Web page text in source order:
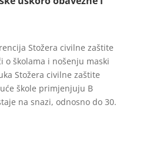
Stožera civilne zaštite
o školama i nošenju maski
Stožera civilne zaštite
škole primjenjuju B
na snazi, odnosno do 30.